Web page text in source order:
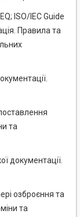
ISO/IEC Guide
Правила та
та
документації.
озброєння та
та